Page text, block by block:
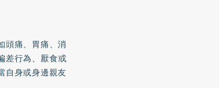
頭痛、胃痛、消
差行為、厭食或
自身或身邊親友